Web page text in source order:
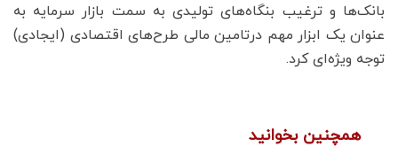
بانک‌ها و ترغیب بنگاه‌های تولیدی به سمت بازار سرمایه به
عنوان یک ابزار مهم درتامین مالی طرح‌های اقتصادی (ایجادی)
توجه ویژه‌ای کرد.
همچنین بخوانید